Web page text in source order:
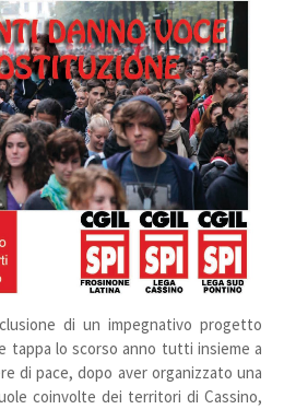
di un impegnativo progetto
tappa lo scorso anno tutti insieme a
di pace, dopo aver organizzato una
coinvolte dei territori di Cassino,